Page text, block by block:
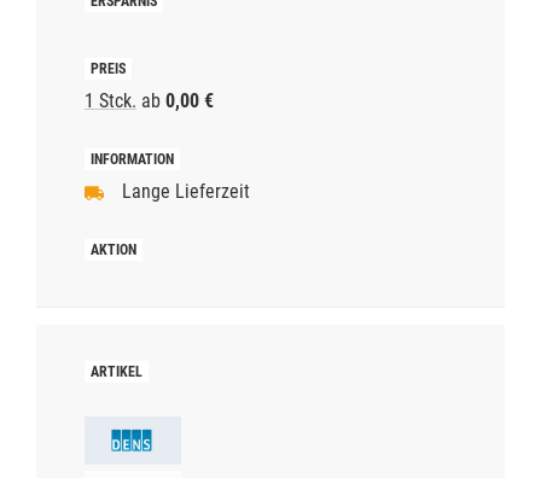
1 Stck. ab 0,00 €
Lange Lieferzeit